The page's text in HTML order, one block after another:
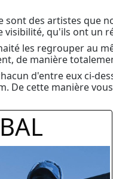
sont des artistes que
visibilité, qu'ils ont un
les regrouper au
de manière
d'entre eux ci-
De cette manière